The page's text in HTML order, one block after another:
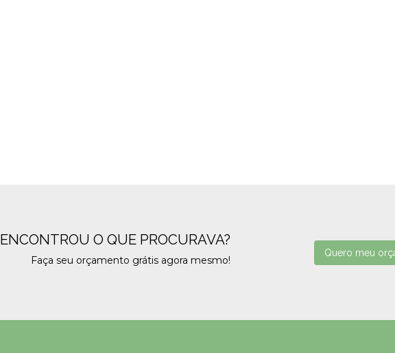
ENCONTROU O QUE PROCURAVA?
Faça seu orçamento grátis agora mesmo!
Quero meu